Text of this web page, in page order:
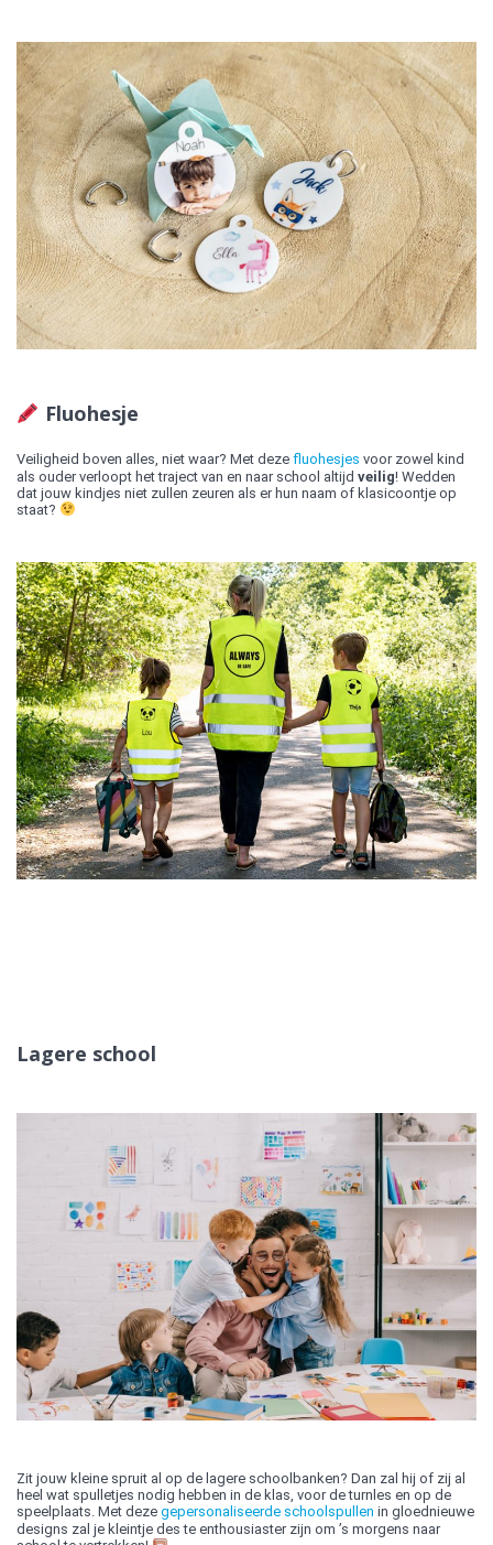
Fluohesje
Veiligheid boven alles, niet waar? Met deze fluohesjes voor zowel kind
als ouder verloopt het traject van en naar school altijd veilig! Wedden
dat jouw kindjes niet zullen zeuren als er hun naam of klasicoontje op
staat?
Lagere school
Zit jouw kleine spruit al op de lagere schoolbanken? Dan zal hij of zij al
heel wat spulletjes nodig hebben in de klas, voor de turnles en op de
speelplaats. Met deze gepersonaliseerde schoolspullen in gloednieuwe
designs zal je kleintje des te enthousiaster zijn om ’s morgens naar